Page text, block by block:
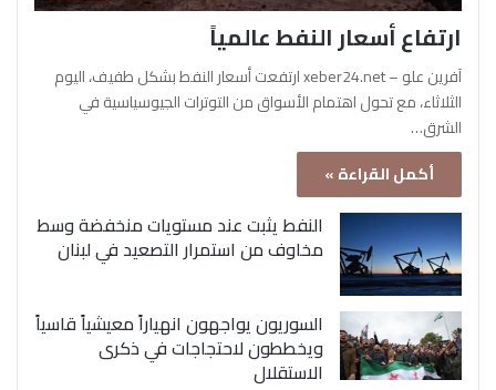
ارتفاع أسعار النفط عالمياً
آفرين علو – xeber24.net ارتفعت أسعار النفط بشكل طفيف، اليوم
الثلاثاء، مع تحول اهتمام الأسواق من التوترات الجيوسياسية في
الشرق…
أكمل القراءة »
النفط يثبت عند مستويات منخفضة وسط
مخاوف من استمرار التصعيد في لبنان
السوريون يواجهون انهياراً معيشياً قاسياً
ويخططون لاحتجاجات في ذكرى
الاستقلال